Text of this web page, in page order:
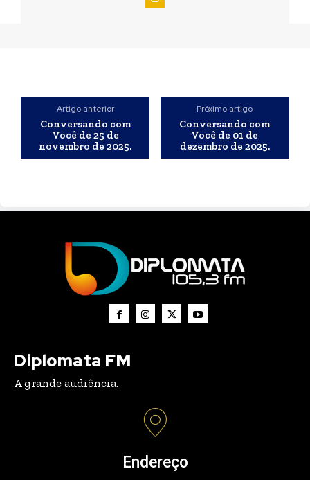
Artigo anterior
Conversando com
Você de 25 de
novembro de 2025.
Próximo artigo
Conversando com
Você de 01 de
dezembro de 2025.
Diplomata FM
A grande audiência.
Endereço